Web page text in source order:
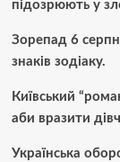
підозрюють у
Зорепад 6
знаків зодіаку.
Київський
аби вразити
Українська